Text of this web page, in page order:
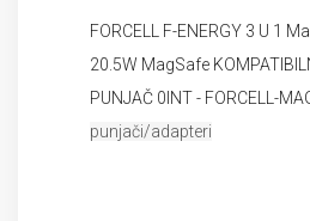
FORCELL F-ENERGY 3 U 1
20.5W MagSafe
PUNJAČ 0INT - FORCELL-
punjači/adapteri